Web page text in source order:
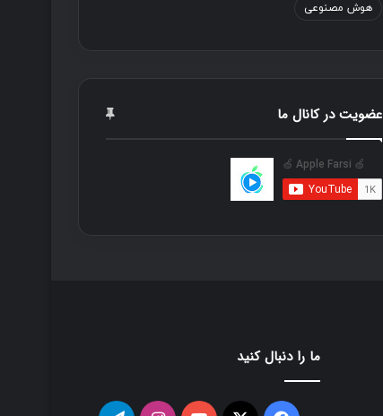
هوش مصنوعی
عضویت در کانال ما
ما را دنبال کنید